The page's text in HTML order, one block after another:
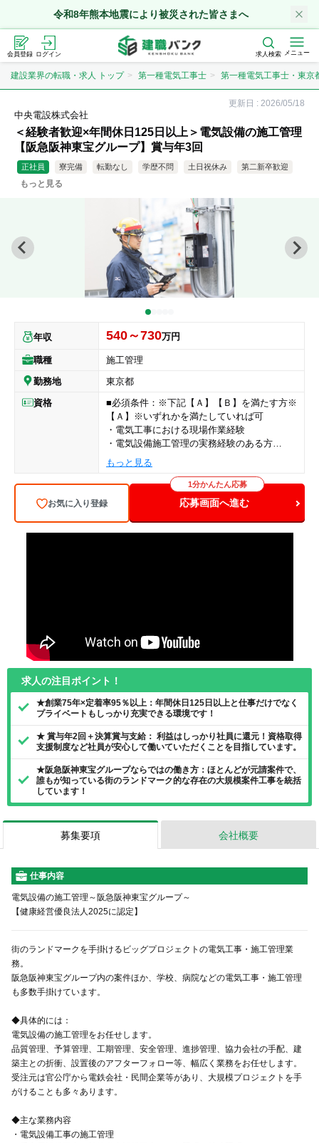
令和8年熊本地震により被災された皆さまへ
会員登録 ログイン 求人検索 メニュー
建設業界の転職・求人 トップ 第一種電気工事士 第一種電気工事士・東京
更新日 : 2026/05/18
中央電設株式会社
＜経験者歓迎×年間休日125日以上＞電気設備の施工管理
【阪急阪神東宝グループ】賞与年3回
正社員 寮完備 転勤なし 学歴不問 土日祝休み 第二新卒歓迎
20代歓迎
業界のリードカンパニー 急募
直行直帰 新卒 資格取得
もっと見る
年収 540～730万円
職種
施工管理
勤務地
東京都
資格
■必須条件：※下記【Ａ】【Ｂ】を満たす方※
【Ａ】※いずれかを満たしていれば可
・電気工事における現場作業経験
・電気設備施工管理の実務経験のある方
【Ｂ】※いずれかを満たしていれば可
・電気工事施工管理技士1級もしくは2級
・第1種電気工事士もしくは第2種電気工事士
もしくは消防設備士（甲種4類）
もっと見る
お気に入り登録 応募画面へ進む
1分かんたん応募
求人の注目ポイント！
★創業75年×定着率95％以上：年間休日125日以上と仕事だけでなく
プライベートもしっかり充実できる環境です！
★ 賞与年2回＋決算賞与支給： 利益はしっかり社員に還元！資格取得
支援制度など社員が安心して働いていただくことを目指しています。
★阪急阪神東宝グループならではの働き方：ほとんどが元請案件で、
誰もが知っている街のランドマーク的な存在の大規模案件工事を統括
しています！
募集要項 会社概要
仕事内容
電気設備の施工管理～阪急阪神東宝グループ～
【健康経営優良法人2025に認定】
街のランドマークを手掛けるビッグプロジェクトの電気工事・施工管理業
務。
阪急阪神東宝グループ内の案件ほか、学校、病院などの電気工事・施工管理
も多数手掛けています。
◆具体的には：
電気設備の施工管理をお任せします。
品質管理、予算管理、工期管理、安全管理、進捗管理、協力会社の手配、建
築主との折衝、設置後のアフターフォロー等、幅広く業務をお任せします。
受注元は官公庁から電鉄会社・民間企業等があり、大規模プロジェクトを手
がけることも多々あります。
◆主な業務内容
・電気設備工事の施工管理